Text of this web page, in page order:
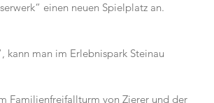
einen neuen Spielplatz an.
kann man im Erlebnispark Steinau
Familienfreifallturm von Zierer und der